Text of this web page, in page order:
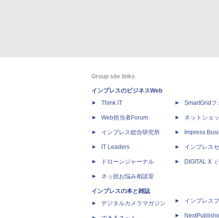
Group site links
インプレスのビジネスWeb
Think IT
Web担当者Forum
インプレス総合研究所
IT Leaders
ドローンジャーナル
ネッ担お悩み相談室
インプレスの本と雑誌
デジタルカメラマガジン
SmartGridフ
ネットショ
Impress
インプレス
DIGITAL X
インプレス